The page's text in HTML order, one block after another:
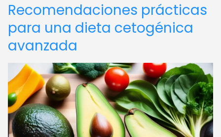
Recomendaciones prácticas
para una dieta cetogénica
avanzada